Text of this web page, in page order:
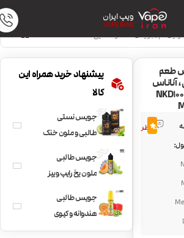
ویپ ایران
VAPE IRAN
کم/جویس خنک و نعنایی
طعم
آناناس
خنک NKD100
5
نظر5.0
پیشنهاد خرید همراه این
کالا
جویس نستی
طالبی و ملون خنک
جویس طالبی
ملون یخ رایپ ویپز
Freez
جویس طالبی
هندوانه و کیوی
Dinnerlady Melon